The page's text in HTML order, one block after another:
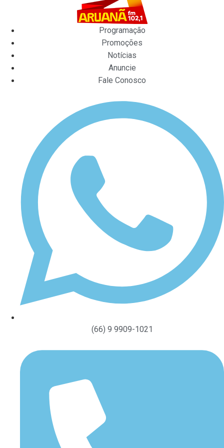
Programação
Promoções
Notícias
Anuncie
Fale Conosco
(66) 9 9909-1021